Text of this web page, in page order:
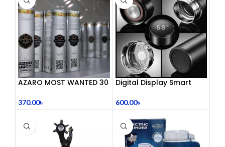
AZARO MOST WANTED 30
370.00৳
Digital Display Smart
600.00৳